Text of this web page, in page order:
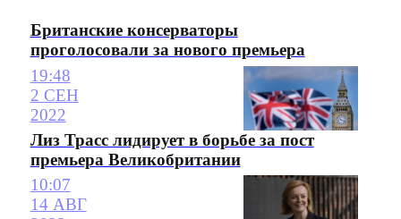
Британские консерваторы
проголосовали за нового премьера
19:48
2 СЕН
2022
Лиз Трасс лидирует в борьбе за пост
премьера Великобритании
10:07
14 АВГ